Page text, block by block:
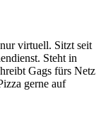
virtuell. Sitzt seit
Steht in
Gags fürs Netz
gerne auf